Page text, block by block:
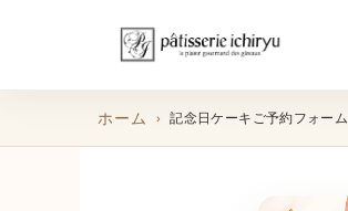
ホーム 記念日ケーキご予約フォーム